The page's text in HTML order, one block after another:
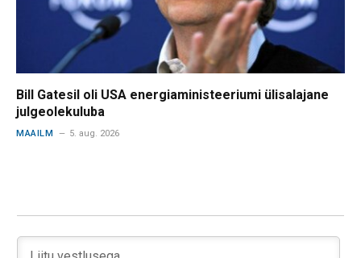
Bill Gatesil oli USA energiaministeeriumi ülisalajane
julgeolekuluba
MAAILM 5. aug. 2026